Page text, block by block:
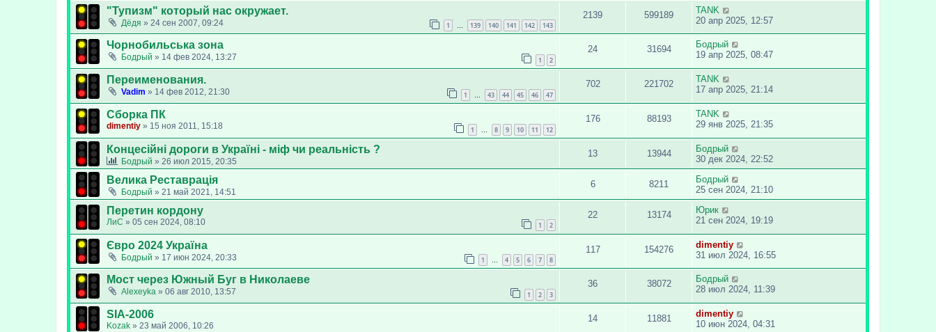
"Тупизм" который нас окружает.
Дёдя » 24 сен 2007, 09:24 1 … 139 140 141 142 143
2139 599189
TANK
20 апр 2025, 12:57
Чорнобильська зона
Бодрый » 14 фев 2024, 13:27 1 2
24 31694
Бодрый
19 апр 2025, 08:47
Переименования.
Vadim » 14 фев 2012, 21:30 1 … 43 44 45 46 47
702 221702
TANK
17 апр 2025, 21:14
Сборка ПК
dimentiy » 15 ноя 2011, 15:18 1 8 9 10 11 12
176 88193
TANK
29 янв 2025, 21:35
Концесійні дороги в Україні - міф чи реальність ?
Бодрый » 26 июл 2015, 20:35
13 13944
Бодрый
30 дек 2024, 22:52
Велика Реставрація
Бодрый » 21 май 2021, 14:51
6 8211
Бодрый
25 сен 2024, 21:10
Перетин кордону
ЛиС » 05 сен 2024, 08:10 1 2
22 13174
Юрик
21 сен 2024, 19:19
Євро 2024 Україна
Бодрый » 17 июн 2024, 20:33 1 … 4 5 6 7 8
117 154276
dimentiy
31 июл 2024, 16:55
Мост через Южный Буг в Николаеве
Alexeyka » 06 авг 2010, 13:57 1 2 3
36 38072
Бодрый
28 июл 2024, 11:39
SIA-2006
Kozak » 23 май 2006, 10:26
14 11881
dimentiy
10 июн 2024, 04:31